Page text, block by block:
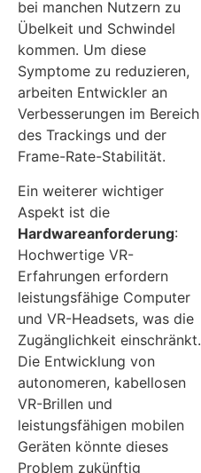
bei manchen Nutzern zu
Übelkeit und Schwindel
kommen. Um diese
Symptome zu reduzieren,
arbeiten Entwickler an
Verbesserungen im Bereich
des Trackings und der
Frame-Rate-Stabilität.
Ein weiterer wichtiger
Aspekt ist die
Hardwareanforderung:
Hochwertige VR-
Erfahrungen erfordern
leistungsfähige Computer
und VR-Headsets, was die
Zugänglichkeit einschränkt.
Die Entwicklung von
autonomeren, kabellosen
VR-Brillen und
leistungsfähigen mobilen
Geräten könnte dieses
Problem zukünftig